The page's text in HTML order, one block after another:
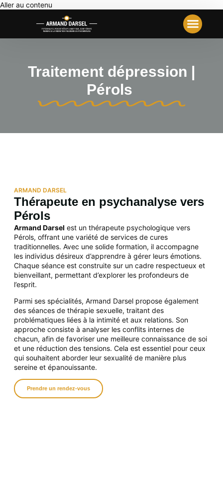
Aller au contenu
Traitement dépression |
Pérols
ARMAND DARSEL
Thérapeute en psychanalyse vers
Pérols
Armand Darsel est un thérapeute psychologique vers
Pérols, offrant une variété de services de cures
traditionnelles. Avec une solide formation, il accompagne
les individus désireux d’apprendre à gérer leurs émotions.
Chaque séance est construite sur un cadre respectueux et
bienveillant, permettant d’explorer les profondeurs de
l’esprit.
Parmi ses spécialités, Armand Darsel propose également
des séances de thérapie sexuelle, traitant des
problématiques liées à la intimité et aux relations. Son
approche consiste à analyser les conflits internes de
chacun, afin de favoriser une meilleure connaissance de soi
et une réduction des tensions. Cela est essentiel pour ceux
qui souhaitent aborder leur sexualité de manière plus
sereine et épanouissante.
Prendre un rendez-vous